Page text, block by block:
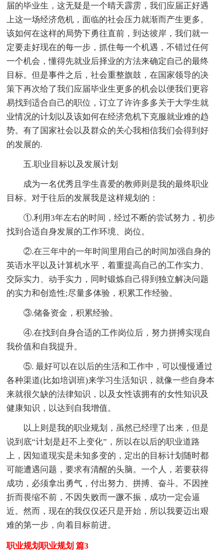
届的毕业生，这无疑是一个晴天霹雳，我们应届正好遇
上这一场经济危机，面临的社会压力就渐而产生更多。
该如何在这样的局势下勇往直前，到达彼岸，我们就一
定要走好现在的每一步，抓住每一个机遇，不错过任何
一个机会，懂得先就业后择业的方法来确定自己的最终
目标。但是事件之后，社会重整旗鼓，在国家领导的决
策下再次给了我们应届毕业生更多的机会以便我们更容
易找到适合自己的职位，订立了许许多多关于大学生就
业情况的计划以及该如何在经济危机下克服就业难的趋
势。有了国家社会以及群众的关心我相信我们会得到好
的发展的.
五.职业目标以及发展计划
成为一名优秀且学生喜爱的教师则是我的最终职业
目标。对于往后的发展我是这样规划的：
①.利用3年左右的时间，经过不断的尝试努力，初步
找到合适自身发展的工作环境、岗位。
②.在三年中的一年时间里用自己的时间加强自身的
英语水平以及计算机水平，着重提高自己的工作实力、
交际实力、动手实力，同时锻炼自己得到独立解决问题
的实力和创造性;尽量多体验，积累工作经验。
③.储备资金，积累经验。
④.在找到自身合适的工作岗位后，努力拼搏实现自
我价值和自我提升。
⑤. 最好可以在以后的生活和工作中，可以慢慢通过
各种渠道(比如培训班)来学习生活知识，就像一些自身本
来就很欠缺的法律知识，以及女性该拥有的女性知识及
健康知识，以达到自我增值。
以上则是我的职业规划，虽然已经理了出来，但是
说到底“计划是赶不上变化”，所以在以后的职业道路
上，因知道现实是未知多变的，定出的目标计划随时都
可能遭遇问题，要求有清醒的头脑。一个人，若要获得
成功，必须拿出勇气，付出努力、拼搏、奋斗。不因挫
折而畏缩不前，不因失败而一蹶不振，成功一定会逼
近。然而，现在的我仅仅还只是开始，所以我要迈出艰
难的第一步，向着目标前进。
职业规划职业规划 篇3